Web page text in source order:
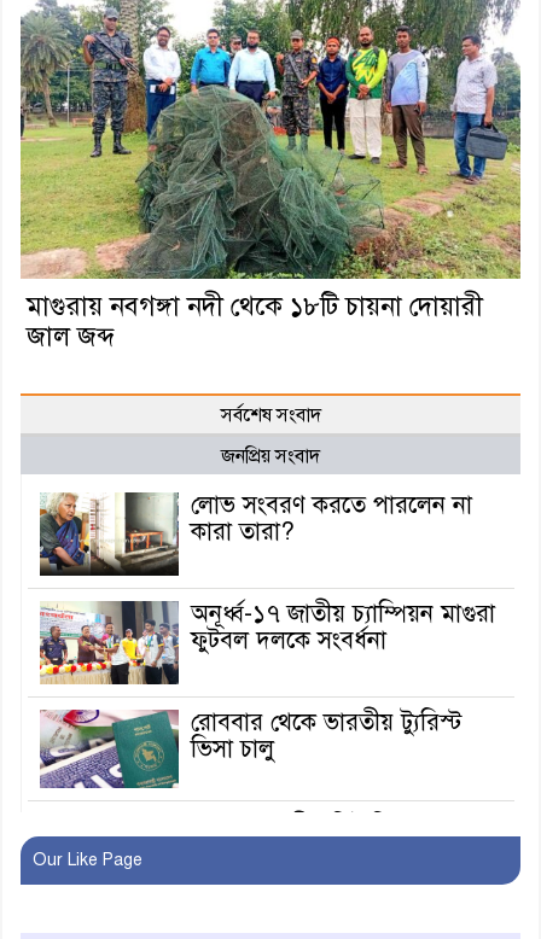
মাগুরায় নবগঙ্গা নদী থেকে ১৮টি চায়না দোয়ারী
জাল জব্দ
সর্বশেষ সংবাদ
জনপ্রিয় সংবাদ
লোভ সংবরণ করতে পারলেন না
কারা তারা?
অনূর্ধ্ব-১৭ জাতীয় চ্যাম্পিয়ন মাগুরা
ফুটবল দলকে সংবর্ধনা
রোববার থেকে ভারতীয় ট্যুরিস্ট
ভিসা চালু
অবহিতকরণ
Our Like Page